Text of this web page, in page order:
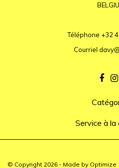
Téléphone +32
Courriel
Service à la
© Copyright 2026 - Made by Optimize